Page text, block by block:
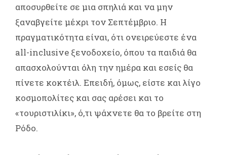
αποσυρθείτε σε μια σπηλιά και να μην
ξαναβγείτε μέχρι τον Σεπτέμβριο. Η
πραγματικότητα είναι, ότι ονειρεύεστε ένα
all-inclusive ξενοδοχείο, όπου τα παιδιά θα
απασχολούνται όλη την ημέρα και εσείς θα
πίνετε κοκτέιλ. Επειδή, όμως, είστε και λίγο
κοσμοπολίτες και σας αρέσει και το
«τουριστιλίκι», ό,τι ψάχνετε θα το βρείτε στη
Ρόδο.